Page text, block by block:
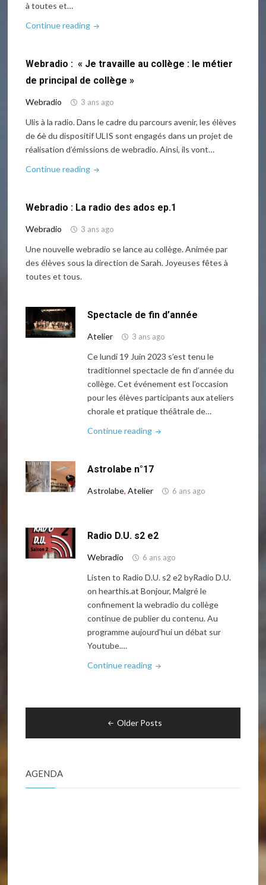
à toutes et…
Continue reading"Je
collège
–
2"
Webradio : « Je travaille au collège : le métier
de principal de collège »
Webradio 3 ans ago
Ulis à la radio. Dans le cadre du parcours avenir, les élèves
de 6è du dispositif ULIS sont engagés dans un projet de
réalisation d’émissions de webradio. Ainsi, ils vont…
Continue reading"Webradio
travaille
collège :
le
métier
collège »"
Webradio : La radio des ados ep.1
Webradio 3 ans ago
Une nouvelle webradio se lance au collège. Animée par
des élèves sous la direction de Sarah. Joyeuses fêtes à
toutes et tous.
Spectacle de fin d’année
Atelier 3 ans ago
Ce lundi 19 Juin 2023 s’est tenu le
traditionnel spectacle de fin d’année du
collège. Cet événement est l’occasion
pour les élèves participants aux ateliers
chorale et pratique théâtrale de…
Continue reading"Spectacle
d’année"
Astrolabe n°17
Astrolabe, Atelier 6 ans ago
Radio D.U. s2 e2
Webradio 6 ans ago
Listen to Radio D.U. s2 e2 byRadio D.U.
on hearthis.at Bonjour, Malgré le
confinement la webradio du collège
continue de publier du contenu. Au
programme aujourd’hui un débat sur
Youtube.…
Continue reading"Radio
e2"
Older Posts
AGENDA